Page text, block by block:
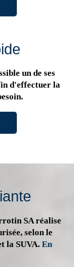
un de ses
d'effectuer la
SA réalise
selon le
la SUVA. En